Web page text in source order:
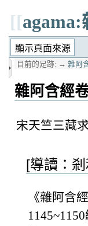
[[
目前的足跡: → 雜阿
雜阿含經
宋天竺三藏
[導讀：
《雜阿含